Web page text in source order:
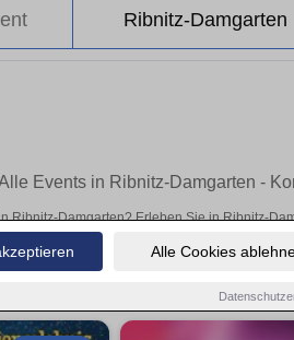
Alle Cookies
Events in Ribnitz-Damgarten -
Ribnitz-Damgarten? Erleben Sie in Ribnitz-
oder aufregende Veranstaltungen in